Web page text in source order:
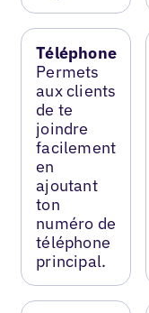
Téléphone
Permets
aux clients
de te
joindre
facilement
en
ajoutant
ton
numéro de
téléphone
principal.